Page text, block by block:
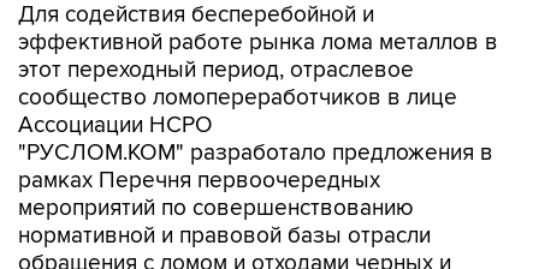
Для содействия бесперебойной и
эффективной работе рынка лома металлов в
этот переходный период, отраслевое
сообщество ломопереработчиков в лице
Ассоциации НСРО
"РУСЛОМ.КОМ" разработало предложения в
рамках Перечня первоочередных
мероприятий по совершенствованию
нормативной и правовой базы отрасли